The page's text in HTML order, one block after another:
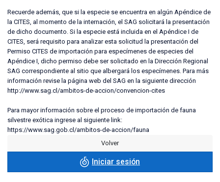
Recuerde además, que si la especie se encuentra en algún Apéndice de
la CITES, al momento de la internación, el SAG solicitará la presentación
de dicho documento. Si la especie está incluida en el Apéndice I de
CITES, será requisito para analizar esta solicitud la presentación del
Permiso CITES de importación para especímenes de especies del
Apéndice I, dicho permiso debe ser solicitado en la Dirección Regional
SAG correspondiente al sitio que albergará los especímenes. Para más
información revise la página web del SAG en la siguiente dirección
http://www.sag.cl/ambitos-de-accion/convencion-cites
Para mayor información sobre el proceso de importación de fauna
silvestre exótica ingrese al siguiente link:
Volver
Iniciar sesión